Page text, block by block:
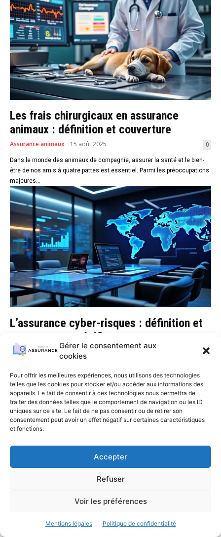
Gérer le consentement aux
cookies
Pour offrir les meilleures expériences, nous utilisons des technologies
telles que les cookies pour stocker et/ou accéder aux informations des
appareils. Le fait de consentir à ces technologies nous permettra de
traiter des données telles que le comportement de navigation ou les ID
uniques sur ce site. Le fait de ne pas consentir ou de retirer son
consentement peut avoir un effet négatif sur certaines caractéristiques
et fonctions.
Accepter
Refuser
Voir les préférences
Mentions légales Politique de confidentialité
Les frais chirurgicaux en assurance
animaux : définition et couverture
Assurance animaux 15 août 2025 0
Dans le monde des animaux de compagnie, assurer la santé et le bien-
être de nos amis à quatre pattes est essentiel. Parmi les préoccupations
majeures...
L’assurance cyber-risques : définition et
couvertures spécifiques
Assurance professionnelle 12 août 2025 0
cyber-attaques, la protection contre ces risques devient cruciale. Le
cyber-espace, bien que...
1 2